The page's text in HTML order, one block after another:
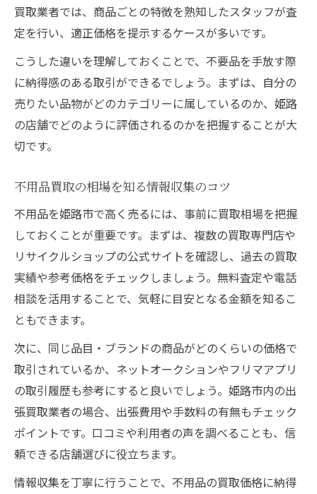
買取業者では、商品ごとの特徴を熟知したスタッフが査
定を行い、適正価格を提示するケースが多いです。
こうした違いを理解しておくことで、不要品を手放す際
に納得感のある取引ができるでしょう。まずは、自分の
売りたい品物がどのカテゴリーに属しているのか、姫路
の店舗でどのように評価されるのかを把握することが大
切です。
不用品買取の相場を知る情報収集のコツ
不用品を姫路市で高く売るには、事前に買取相場を把握
しておくことが重要です。まずは、複数の買取専門店や
リサイクルショップの公式サイトを確認し、過去の買取
実績や参考価格をチェックしましょう。無料査定や電話
相談を活用することで、気軽に目安となる金額を知るこ
ともできます。
次に、同じ品目・ブランドの商品がどのくらいの価格で
取引されているか、ネットオークションやフリマアプリ
の取引履歴も参考にすると良いでしょう。姫路市内の出
張買取業者の場合、出張費用や手数料の有無もチェック
ポイントです。口コミや利用者の声を調べることも、信
頼できる店舗選びに役立ちます。
情報収集を丁寧に行うことで、不用品の買取価格に納得